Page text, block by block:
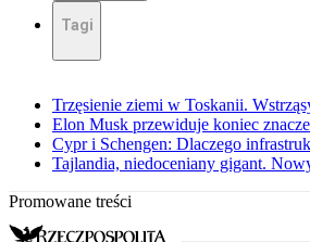
Tagi
Trzęsienie ziemi w Toskanii.
Elon Musk przewiduje koniec
Cypr i Schengen: Dlaczego
Tajlandia, niedoceniany gigant.
Promowane treści